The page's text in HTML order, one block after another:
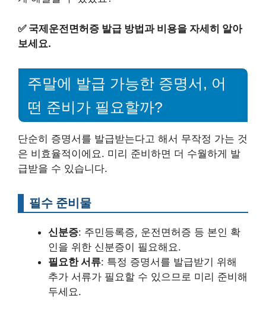
✅ 국제운전면허증 발급 방법과 비용을 자세히 알아
보세요.
주말에 발급 가능한 증명서, 어
떤 준비가 필요할까?
단순히 증명서를 발급받는다고 해서 무작정 가는 것
은 비효율적이에요. 미리 준비하면 더 수월하게 발
급받을 수 있습니다.
필수 준비물
신분증: 주민등록증, 운전면허증 등 본인 확
인을 위한 신분증이 필요해요.
필요한 서류: 특정 증명서를 발급받기 위해
추가 서류가 필요할 수 있으므로 미리 준비해
두세요.